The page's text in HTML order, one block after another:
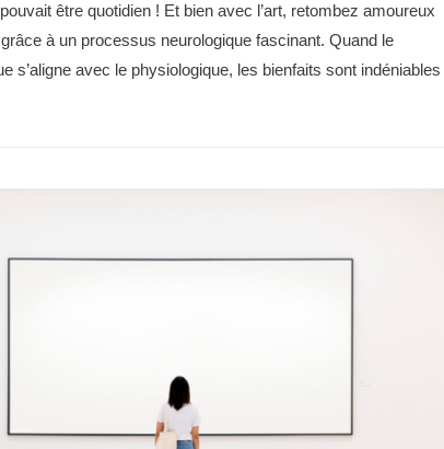
être quotidien ! Et bien avec l’art, retombez amoureux
à un processus neurologique fascinant. Quand le
s’aligne avec le physiologique, les bienfaits sont indéniables